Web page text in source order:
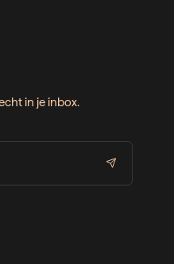
in je inbox.